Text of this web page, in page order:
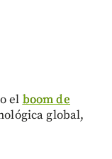
el boom de
global,